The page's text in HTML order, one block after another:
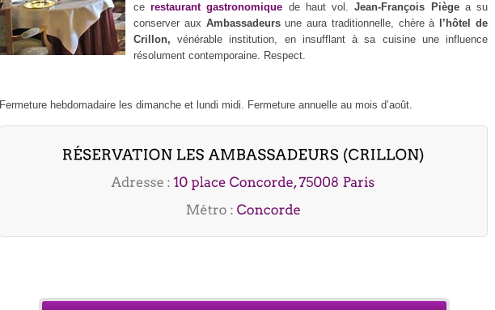
cerestaurant gastronomique de haut vol.Jean-François Piège a su
conserver aux Ambassadeursune aura traditionnelle, chère à
l’hôtel de
Crillon,vénérable institution, en insufflant à sa cuisine une influence
résolument contemporaine. Respect.
Fermeture hebdomadaire les dimanche et lundi midi. Fermeture annuelle au mois d’août.